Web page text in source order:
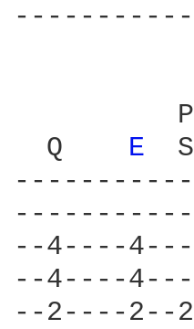
  Q
E
--4----
--4----
--2----2--